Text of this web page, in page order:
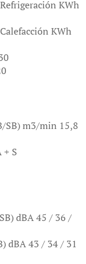
KWh
KWh
SB) m3/min 15,8
S
dBA 45 / 36 /
dBA 43 / 34 / 31